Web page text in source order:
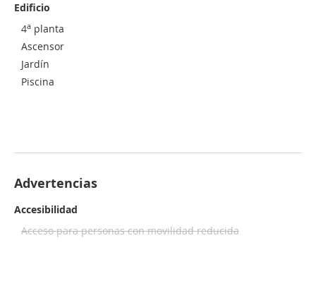
Edificio
4a planta
Ascensor
Jardín
Piscina
Advertencias
Accesibilidad
Acceso para personas con movilidad reducida